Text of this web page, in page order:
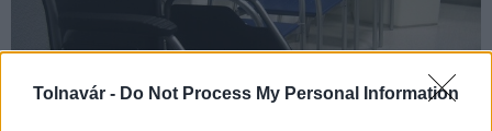
Tolnavár - Do Not Process My Personal Information